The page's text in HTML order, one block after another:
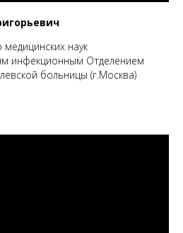
наук
инфекционным Отделением
больницы (г.Москва)